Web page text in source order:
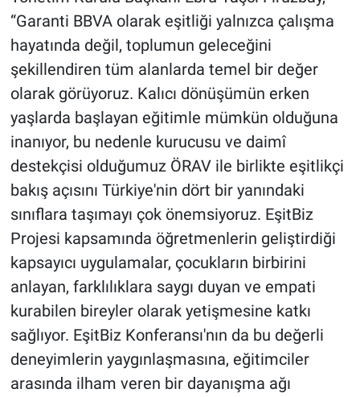
“Garanti BBVA olarak eşitliği yalnızca çalışma
hayatında değil, toplumun geleceğini
şekillendiren tüm alanlarda temel bir değer
olarak görüyoruz. Kalıcı dönüşümün erken
yaşlarda başlayan eğitimle mümkün olduğuna
inanıyor, bu nedenle kurucusu ve daimî
destekçisi olduğumuz ÖRAV ile birlikte eşitlikçi
bakış açısını Türkiye'nin dört bir yanındaki
sınıflara taşımayı çok önemsiyoruz. EşitBiz
Projesi kapsamında öğretmenlerin geliştirdiği
kapsayıcı uygulamalar, çocukların birbirini
anlayan, farklılıklara saygı duyan ve empati
kurabilen bireyler olarak yetişmesine katkı
sağlıyor. EşitBiz Konferansı'nın da bu değerli
deneyimlerin yaygınlaşmasına, eğitimciler
arasında ilham veren bir dayanışma ağı